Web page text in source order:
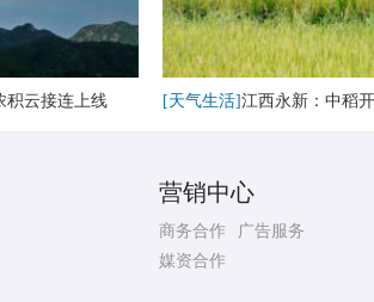
积云接连上线 [天气生活]江西永新：中稻
营销中心
商务合作
广告服务
媒资合作